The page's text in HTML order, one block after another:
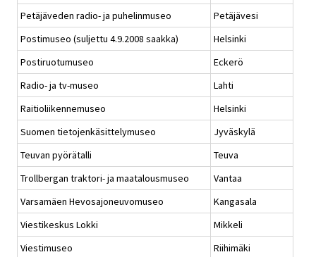
Petäjäveden radio- ja puhelinmuseo
Petäjävesi
Postimuseo (suljettu 4.9.2008 saakka)
Helsinki
Postiruotumuseo
Eckerö
Radio- ja tv-museo
Lahti
Raitioliikennemuseo
Helsinki
Suomen tietojenkäsittelymuseo
Jyväskylä
Teuvan pyörätalli
Teuva
Trollbergan traktori- ja maatalousmuseo
Vantaa
Varsamäen Hevosajoneuvomuseo
Kangasala
Viestikeskus Lokki
Mikkeli
Viestimuseo
Riihimäki